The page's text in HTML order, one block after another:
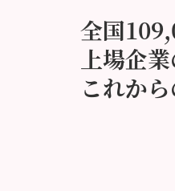
全国
上場企
これか